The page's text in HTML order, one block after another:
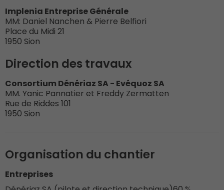
Implenia Entreprise Générale
MM: Daniel Nanchen & Pierre Belfiori
Place du Midi 21
1950 Sion
Direction des travaux
Consortium Dénériaz SA - Evéquoz SA
MM. Yanic Pannatier et Freddy Zermatten
Rue de Riddes 101
1950 Sion
Organisation du chantier
Entreprises